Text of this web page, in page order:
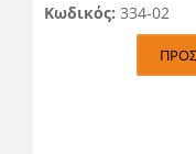
Κωδικός: 334-02